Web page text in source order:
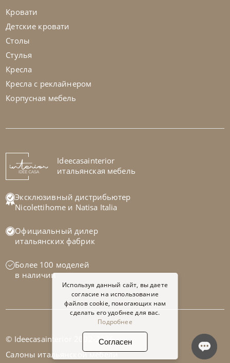
Диван Megan
На заказ 45-90 дн
206 444 ₽
-40% до 08.31
Nicolettihome
Кровати
Детские кровати
Столы
Стулья
Кресла
Кресла с реклайнером
Корпусная мебель
Ideecasainterior
итальянская мебель
Эксклюзивный дистрибьютер
Nicolettihome и Natisa Italia
Официальный дилер
итальянских фабрик
Более 100 моделей
в наличии
© Ideecasainterior 2002-2026
Салоны итальянской мебели
Используя данный сайт, вы даете
согласие на использование
файлов cookie, помогающих нам
сделать его удобнее для вас.
Подробнее
Согласен